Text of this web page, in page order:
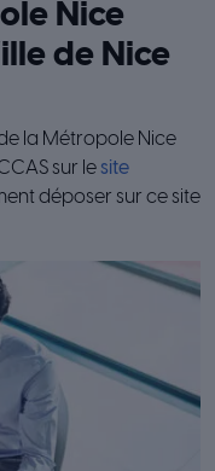
Nice
de Nice
la Métropole Nice
sur le site
déposer sur ce site